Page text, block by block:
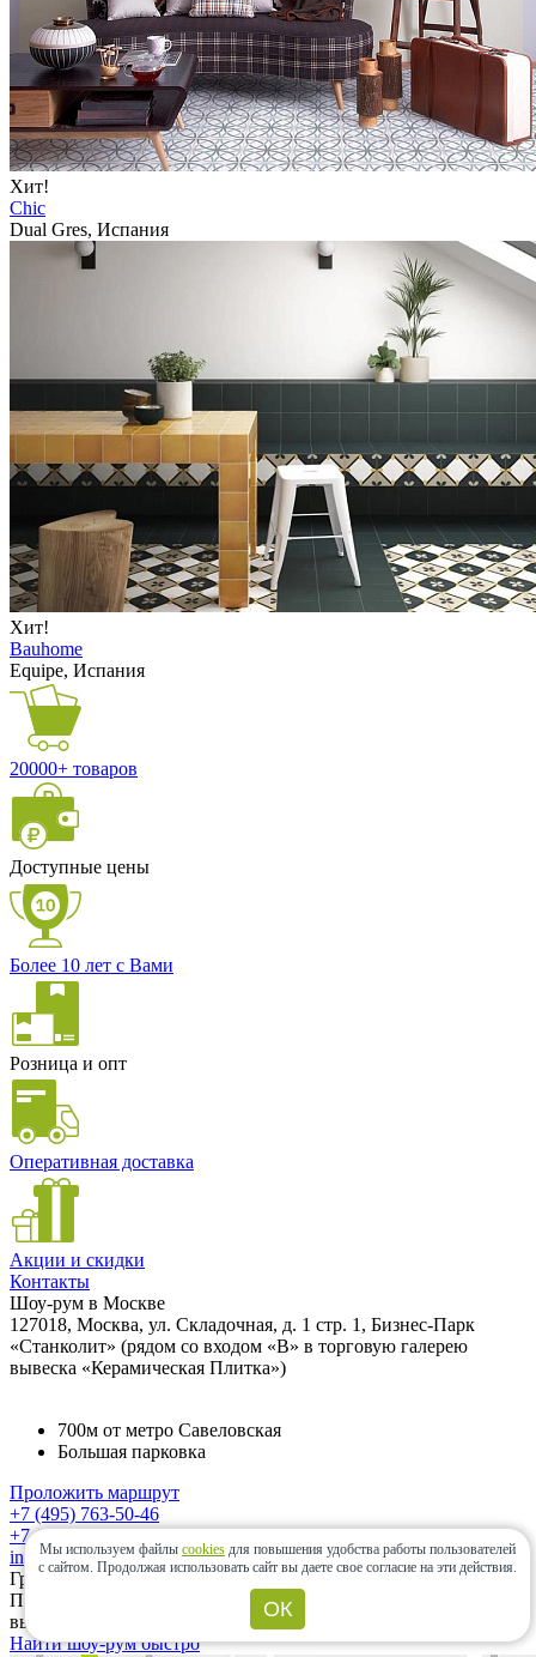
Хит!
Chic
Dual Gres, Испания
Хит!
Bauhome
Equipe, Испания
20000+ товаров
Доступные цены
Более 10 лет с Вами
Розница и опт
Оперативная доставка
Акции и скидки
Контакты
Шоу-рум в Москве
127018, Москва, ул. Складочная, д. 1 стр. 1, Бизнес-Парк
«Станколит» (рядом со входом «B» в торговую галерею
вывеска «Керамическая Плитка»)
700м от метро Савеловская
Большая парковка
Проложить маршрут
+7 (495) 763-50-46
+7 (985) 833-64-30
info@ceramic-center.ru
График работы шоу-рума
Понедельник — Суббота: с 10.00 до 20.00 Воскресенье:
выходной день.
Найти шоу-рум быстро
Мы используем файлы cookies для повышения удобства работы пользователей
с сайтом. Продолжая использовать сайт вы даете свое согласие на эти действия.
ОК